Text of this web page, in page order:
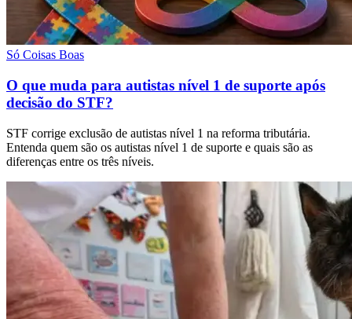
Só Coisas Boas
O que muda para autistas nível 1 de suporte após
decisão do STF?
STF corrige exclusão de autistas nível 1 na reforma tributária.
Entenda quem são os autistas nível 1 de suporte e quais são as
diferenças entre os três níveis.